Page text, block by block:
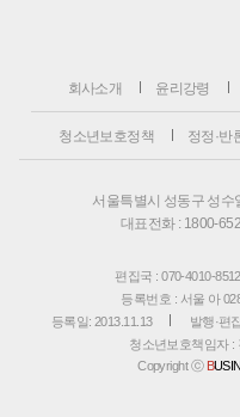
회사소개 윤리강령
청소년보호정책 정정·반
서울특별시 성동구 성
대표전화 : 1800-
편집국 : 070-4010-8512
등록번호 : 서울 아
등록일: 2013.11.13
발행·편
청소년보호책임자 :
Copyright ⓒ B